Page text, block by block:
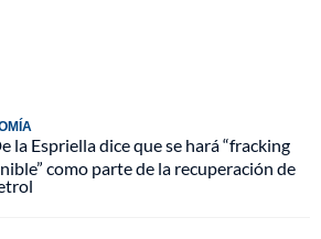
la Espriella dice que se hará “fracking
como parte de la recuperación de